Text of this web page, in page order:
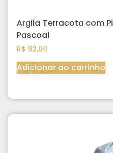
Argila Terracota com
Pascoal
R$ 92,00
Adicionar ao carrinho